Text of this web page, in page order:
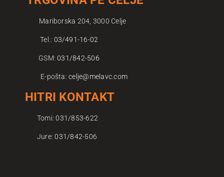
Mariborska 204, 3000 Celje
Tel.: 03/491-16-02
GSM:031/842-506
E-pošta:celje@melavc.com
HITRI KONTAKT
Tomi:031/853-622
Jure:031/842-506
TRGOVINA